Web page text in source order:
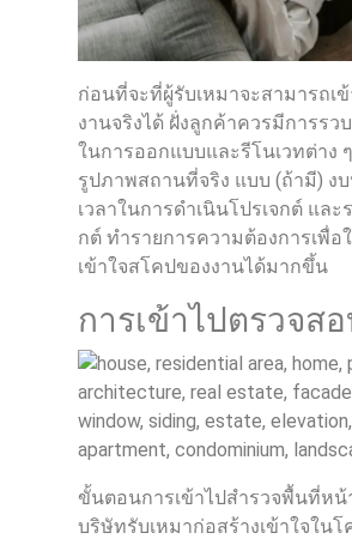
ก่อนที่จะที่ผู้รับเหมาจะสามารถเ
งานจริงได้ ฝั่งลูกค้าควรมีการรว
ในการออกแบบและรีโนเวทต่าง
รูปภาพสถานที่จริง แบบ (ถ้ามี) ง
เวลาในการดำเนินโปรเจกต์ และ
กต์ ทำรายการความต้องการเพื่
เข้าใจสโคปของงานได้มากขึ้น
การเข้าไปตรวจส
ขั้นตอนการเข้าไปสำรวจพื้นที่หน้
บริษัทรับเหมาก่อสร้างเข้าใจใน